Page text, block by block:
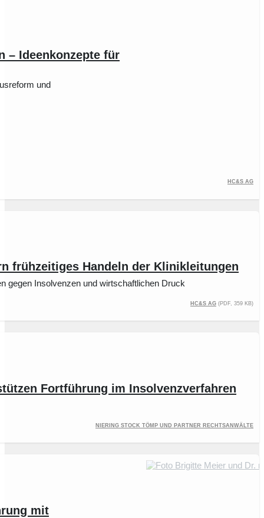
– Ideenkonzepte für
und
HC&S AG
frühzeitiges Handeln der Klinikleitungen
gegen Insolvenzen und wirtschaftlichen Druck
HC&S AG (PDF, 359 kB)
Fortführung im Insolvenzverfahren
NIERING STOCK TÖMP und Partner Rechtsanwälte
mit